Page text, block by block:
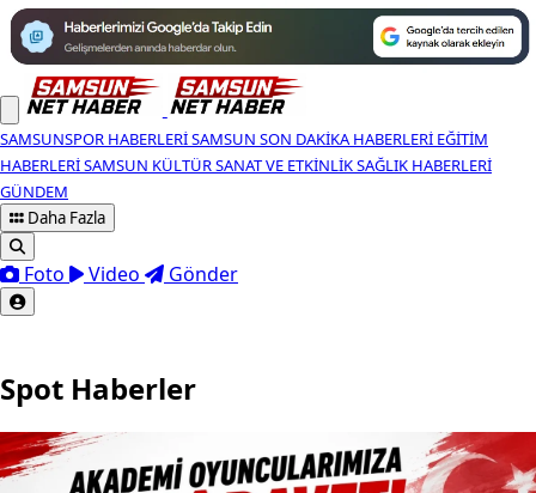
SAMSUNSPOR HABERLERISAMSUN SON DAKIKA HABERLERI EĞITIM
HABERLERISAMSUN KÜLTÜR SANAT VE ETKINLIKSAĞLIK HABERLERI
GÜNDEM
Daha Fazla
Foto Video Gönder
Spot Haberler